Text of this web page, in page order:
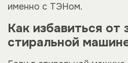
именно с ТЭНом.
Как избавиться от
стиральной